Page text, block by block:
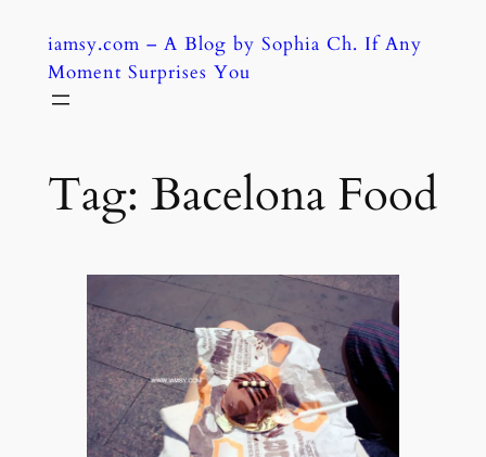
content
iamsy.com – A Blog by Sophia Ch. If Any
Moment Surprises You
Tag: Bacelona Food